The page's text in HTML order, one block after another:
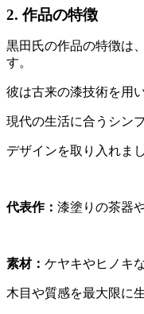
2. 作品の特徴
黒田氏の作品の特徴は
す。
彼は古来の漆技術を用
現代の生活に合うシン
デザインを取り入れまし
代表作： 漆塗りの茶器
素材： ケヤキやヒノキ
木目や質感を最大限に